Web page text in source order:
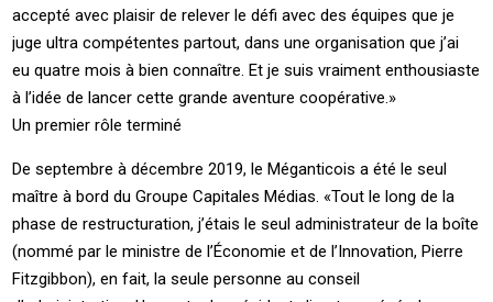
accepté avec plaisir de relever le défi avec des équipes que je
juge ultra compétentes partout, dans une organisation que j’ai
eu quatre mois à bien connaître. Et je suis vraiment enthousiaste
à l’idée de lancer cette grande aventure coopérative.»
Un premier rôle terminé
De septembre à décembre 2019, le Méganticois a été le seul
maître à bord du Groupe Capitales Médias. «Tout le long de la
phase de restructuration, j’étais le seul administrateur de la boîte
(nommé par le ministre de l’Économie et de l’Innovation, Pierre
Fitzgibbon), en fait, la seule personne au conseil